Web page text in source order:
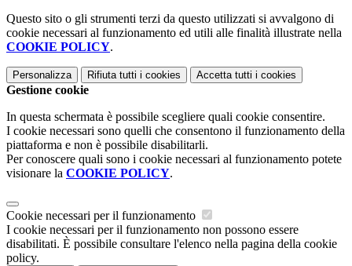
Questo sito o gli strumenti terzi da questo utilizzati si avvalgono di
cookie necessari al funzionamento ed utili alle finalità illustrate nella
COOKIE POLICY.
Personalizza Rifiuta tutti i cookies Accetta tutti i cookies
Gestione cookie
In questa schermata è possibile scegliere quali cookie consentire.
I cookie necessari sono quelli che consentono il funzionamento della
piattaforma e non è possibile disabilitarli.
Per conoscere quali sono i cookie necessari al funzionamento potete
visionare la COOKIE POLICY.
Cookie necessari per il funzionamento
I cookie necessari per il funzionamento non possono essere
disabilitati. È possibile consultare l'elenco nella pagina della cookie
policy.